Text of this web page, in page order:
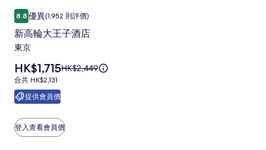
CABIN
PRESIDENT-
相
片
集
關
準
詳
新
高
輪
大
王
子
酒
店
相
8.88.8 分 (滿分為 10 分)，優異，(1,952 則評價)
優異(1,952 則評價)
新高輪大王子酒店
東京
提供會員價
價
格
為
HK$1,715
HK$1,715原
更
多
HK$2,449
合
共
HK$2,131
合共 HK$2,131
新高輪大王子酒店
登入查看會員價